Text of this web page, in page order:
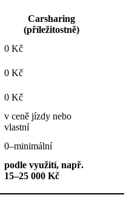
Carsharing
(příležitostně)
0 Kč
0 Kč
0 Kč
v ceně jízdy nebo
vlastní
0–minimální
podle využití, např.
15–25 000 Kč